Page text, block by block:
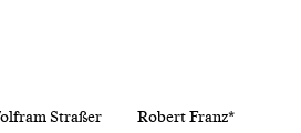
Straßer Robert Franz*